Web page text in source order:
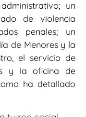
un
de violencia
penales; un
de Menores y la
el servicio de
y la oficina de
ha detallado